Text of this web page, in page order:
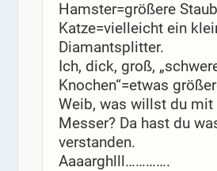
Hamster=größere
Katze=vielleicht ein
Diamantsplitter.
Ich, dick, groß,
Knochen“=etwas
Weib, was willst du mit
Messer? Da hast du
verstanden.
Aaaarghlll………….